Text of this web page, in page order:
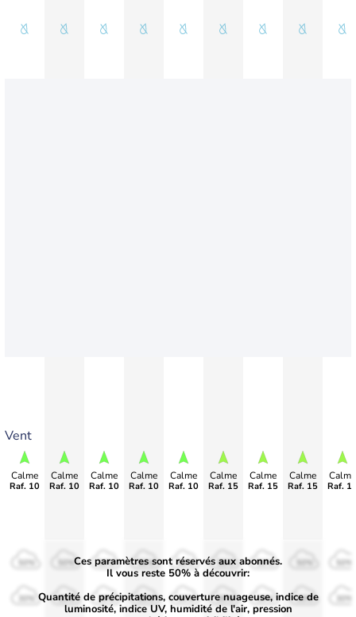
Vent
Calme
Raf. 10
Calme
Raf. 10
Calme
Raf. 10
Calme
Raf. 10
Calme
Raf. 10
Calme
Raf. 15
Calme
Raf. 15
Calme
Raf. 15
Calme
Raf.
50%
30%
50%
30%
50%
30%
50%
30%
50%
30%
50%
30%
50%
30% 30% 30%
Ces paramètres sont réservés aux abonnés.
Il vous reste 50% à découvrir:
Quantité de précipitations, couverture nuageuse, indice de
luminosité, indice UV, humidité de l'air, pression